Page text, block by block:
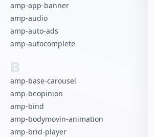
amp-app-banner
amp-audio
amp-auto-ads
amp-autocomplete
B
amp-base-carousel
amp-beopinion
amp-bind
amp-bodymovin-animation
amp-brid-player